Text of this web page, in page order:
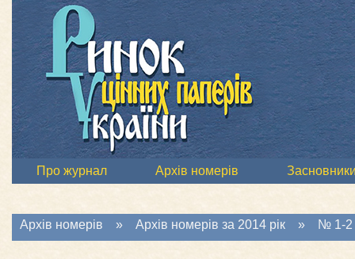
Про журнал Архів номерів
Архів номерів » Архів номерів за 2014 рік » № 1-2